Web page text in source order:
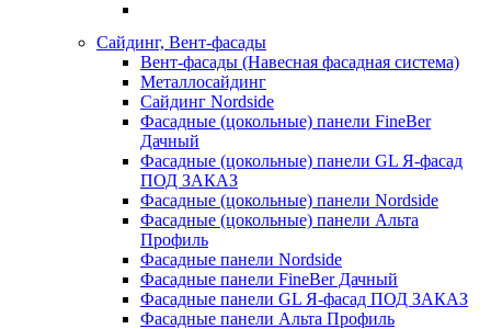
Сайдинг, Вент-фасады
Вент-фасады (Навесная фасадная система)
Металлосайдинг
Сайдинг Nordside
Фасадные (цокольные) панели FineBer
Дачный
Фасадные (цокольные) панели GL Я-фасад
ПОД ЗАКАЗ
Фасадные (цокольные) панели Nordside
Фасадные (цокольные) панели Альта
Профиль
Фасадные панели Nordside
Фасадные панели FineBer Дачный
Фасадные панели GL Я-фасад ПОД ЗАКАЗ
Фасадные панели Альта Профиль